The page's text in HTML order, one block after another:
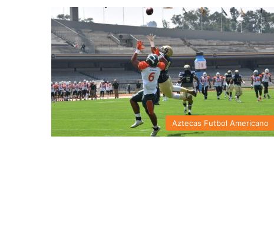
Aztecas Futbol Americano